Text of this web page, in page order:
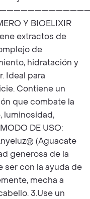
Y BIOELIXIR
extractos de
de
hidratación y
Ideal para
Contiene un
que combate la
luminosidad,
DE USO:
(Aguacate
generosa de la
ser con la ayuda de
mecha a
3.Use un